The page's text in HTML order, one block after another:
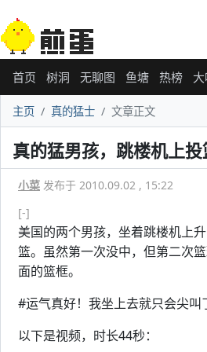
首页 树洞 无聊图 鱼塘 热榜
主页 真的猛士 文章正文
真的猛男孩，跳楼机上
小菜 发布于 2010.09.02 , 15:22
[-]
美国的两个男孩，坐着跳楼机上
篮。虽然第一次没中，但第二次
面的篮框。
#运气真好！我坐上去就只会尖叫
以下是视频，时长44秒：